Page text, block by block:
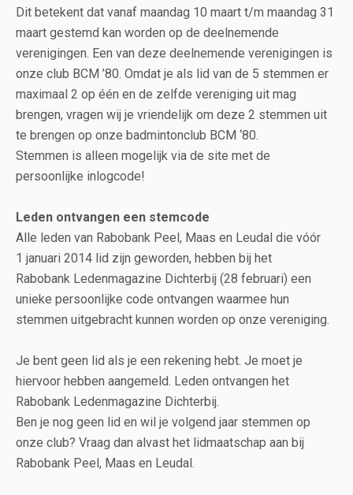
Dit betekent dat vanaf maandag 10 maart t/m maandag 31
maart gestemd kan worden op de deelnemende
verenigingen. Een van deze deelnemende verenigingen is
onze club BCM ’80. Omdat je als lid van de 5 stemmen er
maximaal 2 op één en de zelfde vereniging uit mag
brengen, vragen wij je vriendelijk om deze 2 stemmen uit
te brengen op onze badmintonclub BCM ‘80.
Stemmen is alleen mogelijk via de site met de
persoonlijke inlogcode!
Leden ontvangen een stemcode
Alle leden van Rabobank Peel, Maas en Leudal die vóór
1 januari 2014 lid zijn geworden, hebben bij het
Rabobank Ledenmagazine Dichterbij (28 februari) een
unieke persoonlijke code ontvangen waarmee hun
stemmen uitgebracht kunnen worden op onze vereniging.
Je bent geen lid als je een rekening hebt. Je moet je
hiervoor hebben aangemeld. Leden ontvangen het
Rabobank Ledenmagazine Dichterbij.
Ben je nog geen lid en wil je volgend jaar stemmen op
onze club? Vraag dan alvast het lidmaatschap aan bij
Rabobank Peel, Maas en Leudal.